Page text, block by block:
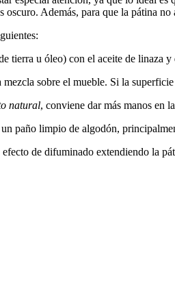
Además, para que la pátina
tierra u óleo) con el aceite de linaza
sobre el mueble. Si la
natural, conviene dar más manos en
paño limpio de algodón,
de difuminado extendiendo la